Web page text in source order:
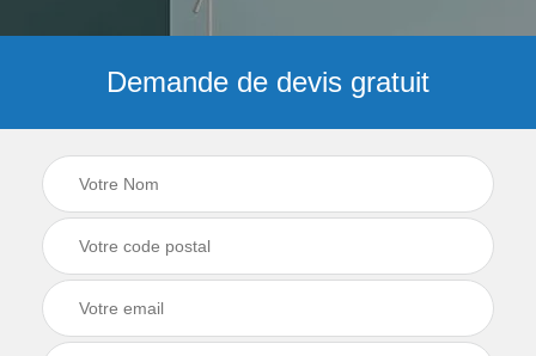
Demande de devis gratuit